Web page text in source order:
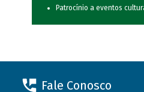
Patrocínio a eventos
Fale Conosco